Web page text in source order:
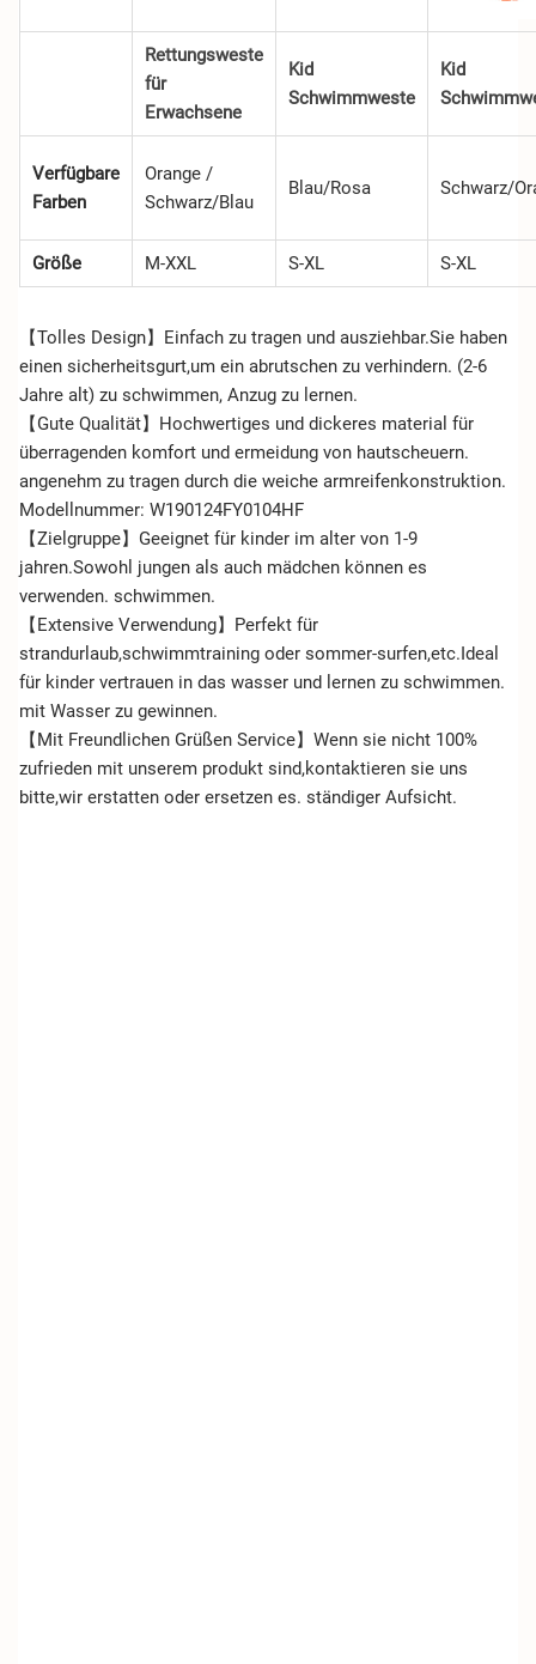
Rettungsweste
für
Erwachsene
Kid
Schwimmweste
Kid
Verfügbare
Farben
Orange /
Schwarz/Blau
Blau/Rosa Schwarz/
Größe M-XXL S-XL S-XL
【Tolles Design】Einfach zu tragen und ausziehbar.Sie haben
einen sicherheitsgurt,um ein abrutschen zu verhindern. (2-6
Jahre alt) zu schwimmen, Anzug zu lernen.
【Gute Qualität】Hochwertiges und dickeres material für
überragenden komfort und ermeidung von hautscheuern.
angenehm zu tragen durch die weiche armreifenkonstruktion.
Modellnummer: W190124FY0104HF
【Zielgruppe】Geeignet für kinder im alter von 1-9
jahren.Sowohl jungen als auch mädchen können es
verwenden. schwimmen.
【Extensive Verwendung】Perfekt für
strandurlaub,schwimmtraining oder sommer-surfen,etc.Ideal
für kinder vertrauen in das wasser und lernen zu schwimmen.
mit Wasser zu gewinnen.
【Mit Freundlichen Grüßen Service】Wenn sie nicht 100%
zufrieden mit unserem produkt sind,kontaktieren sie uns
bitte,wir erstatten oder ersetzen es. ständiger Aufsicht.